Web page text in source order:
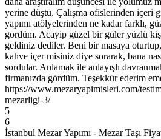
yerine düştü. Çalışma ofislerinden içeri
yapımı atölyelerinden ne kadar farklı,
gördüm. Acayip güzel bir güler yüzlü
geldiniz dediler. Beni bir masaya
kahve içer misiniz diye sorarak, bana
sordular. Anlamak ile anlayışlı
firmanızda gördüm. Teşekkür ederim
https://www.mezaryapimisleri.com/
mezarligi-3/
5
6
İstanbul Mezar Yapımı - Mezar Taşı